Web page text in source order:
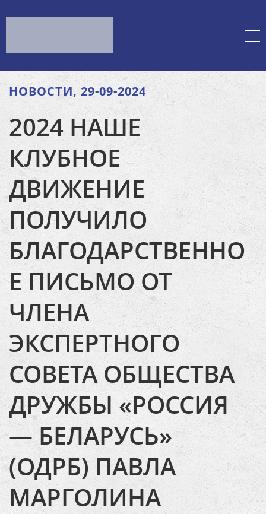
НОВОСТИ, 29-09-2024
2024 НАШЕ
КЛУБНОЕ
ДВИЖЕНИЕ
ПОЛУЧИЛО
БЛАГОДАРСТВЕННО
Е ПИСЬМО ОТ
ЧЛЕНА
ЭКСПЕРТНОГО
СОВЕТА ОБЩЕСТВА
ДРУЖБЫ «РОССИЯ
— БЕЛАРУСЬ»
(ОДРБ) ПАВЛА
МАРГОЛИНА